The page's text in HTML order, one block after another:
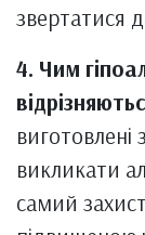
звертатися
4. Чим
виготовлені
викликати
самий